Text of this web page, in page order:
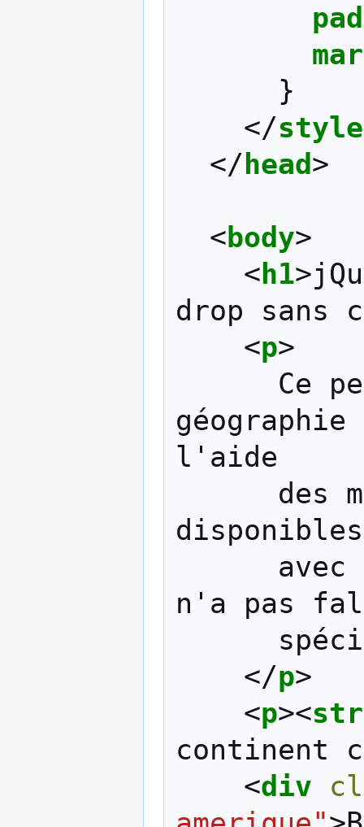
}
</style
</ head >
< body>
< h1>
drop sans
<p>
l'aide
n'a pas
</p>
<p><
continent
<div